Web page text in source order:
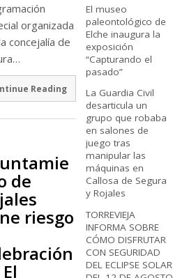
organizada
concejalía de
Reading
de
riesgo
El museo
paleontológico de
Elche inaugura la
exposición
“Capturando el
pasado”
La Guardia Civil
desarticula un
grupo que robaba
en salones de
juego tras
manipular las
máquinas en
Callosa de Segura
y Rojales
TORREVIEJA
INFORMA SOBRE
CÓMO DISFRUTAR
CON SEGURIDAD
DEL ECLIPSE SOLAR